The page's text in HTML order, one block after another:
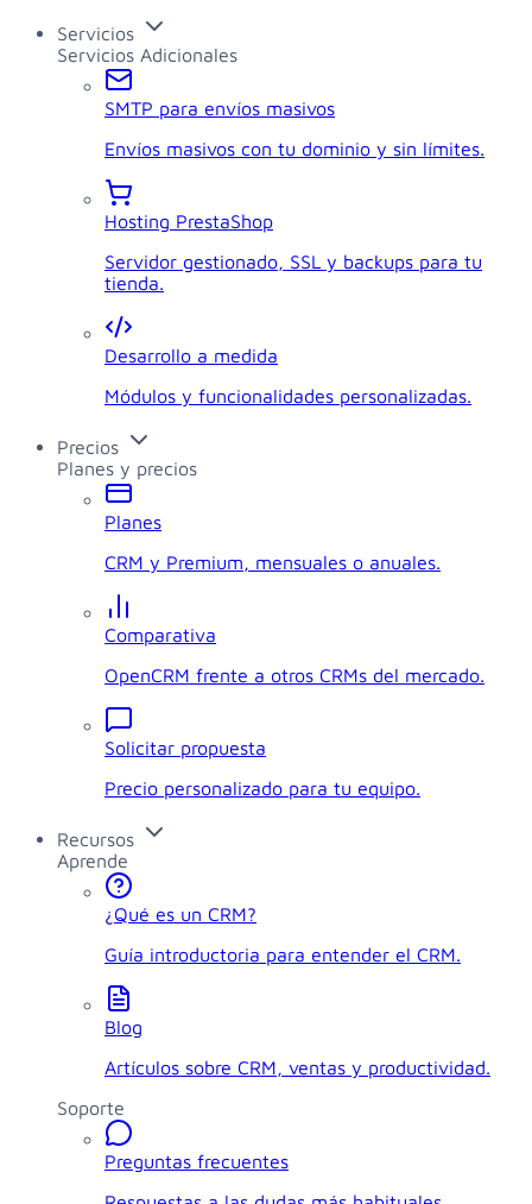
Servicios
Servicios Adicionales
SMTP para envíos masivos
Envíos masivos con tu dominio y sin límites.
Hosting PrestaShop
Servidor gestionado, SSL y backups para tu
tienda.
Desarrollo a medida
Módulos y funcionalidades personalizadas.
Precios
Planes y precios
Planes
CRM y Premium, mensuales o anuales.
Comparativa
OpenCRM frente a otros CRMs del mercado.
Solicitar propuesta
Precio personalizado para tu equipo.
Recursos
Aprende
¿Qué es un CRM?
Guía introductoria para entender el CRM.
Blog
Artículos sobre CRM, ventas y productividad.
Soporte
Preguntas frecuentes